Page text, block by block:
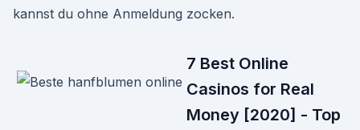
kannst du ohne Anmeldung zocken.
7 Best Online
Casinos for Real
Money [2020] - Top